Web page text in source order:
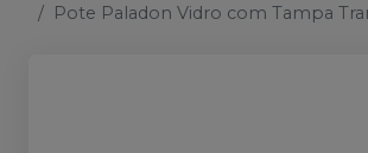
Pote Paladon Vidro com Tampa